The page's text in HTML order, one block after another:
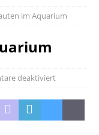
im Aquarium
deaktiviert